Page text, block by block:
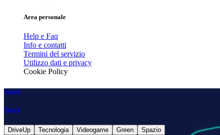
Area personale
Help e Faq
Info e contatti
Termini del servizio
Utilizzo dati e privacy
Cookie Policy
Tgtech
Tgtech
DriveUp Tecnologia Videogame Green Spazio